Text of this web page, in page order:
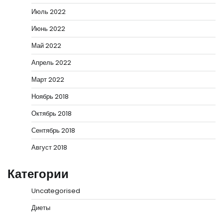
Июль 2022
Июнь 2022
Май 2022
Апрель 2022
Март 2022
Ноябрь 2018
Октябрь 2018
Сентябрь 2018
Август 2018
Категории
Uncategorised
Диеты